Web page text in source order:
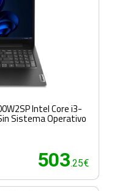
Intel Core i3-
Sistema Operativo
503.25€